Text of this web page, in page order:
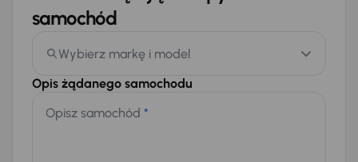
samochód
Wybierz markę i model
Opis żądanego samochodu
Opisz samochód *